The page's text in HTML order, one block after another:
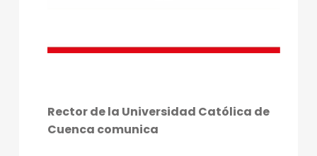
Rector de la Universidad Católica de
Cuenca comunica